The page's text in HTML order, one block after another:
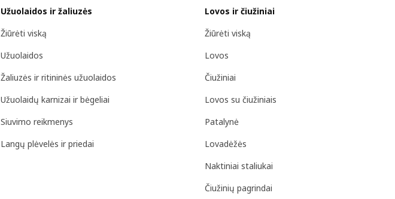
Užuolaidos ir žaliuzės
Žiūrėti viską
Užuolaidos
Žaliuzės ir ritininės užuolaidos
Užuolaidų karnizai ir bėgeliai
Siuvimo reikmenys
Langų plėvelės ir priedai
Lovos ir čiužiniai
Žiūrėti viską
Lovos
Čiužiniai
Lovos su čiužiniais
Patalynė
Lovadėžės
Naktiniai staliukai
Čiužinių pagrindai